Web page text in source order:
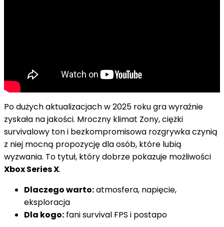
Po dużych aktualizacjach w 2025 roku gra wyraźnie
zyskała na jakości. Mroczny klimat Zony, ciężki
survivalowy ton i bezkompromisowa rozgrywka czynią
z niej mocną propozycję dla osób, które lubią
wyzwania. To tytuł, który dobrze pokazuje możliwości
Xbox Series X.
Dlaczego warto:atmosfera, napięcie,
eksploracja
Dla kogo: fani survival FPS i postapo